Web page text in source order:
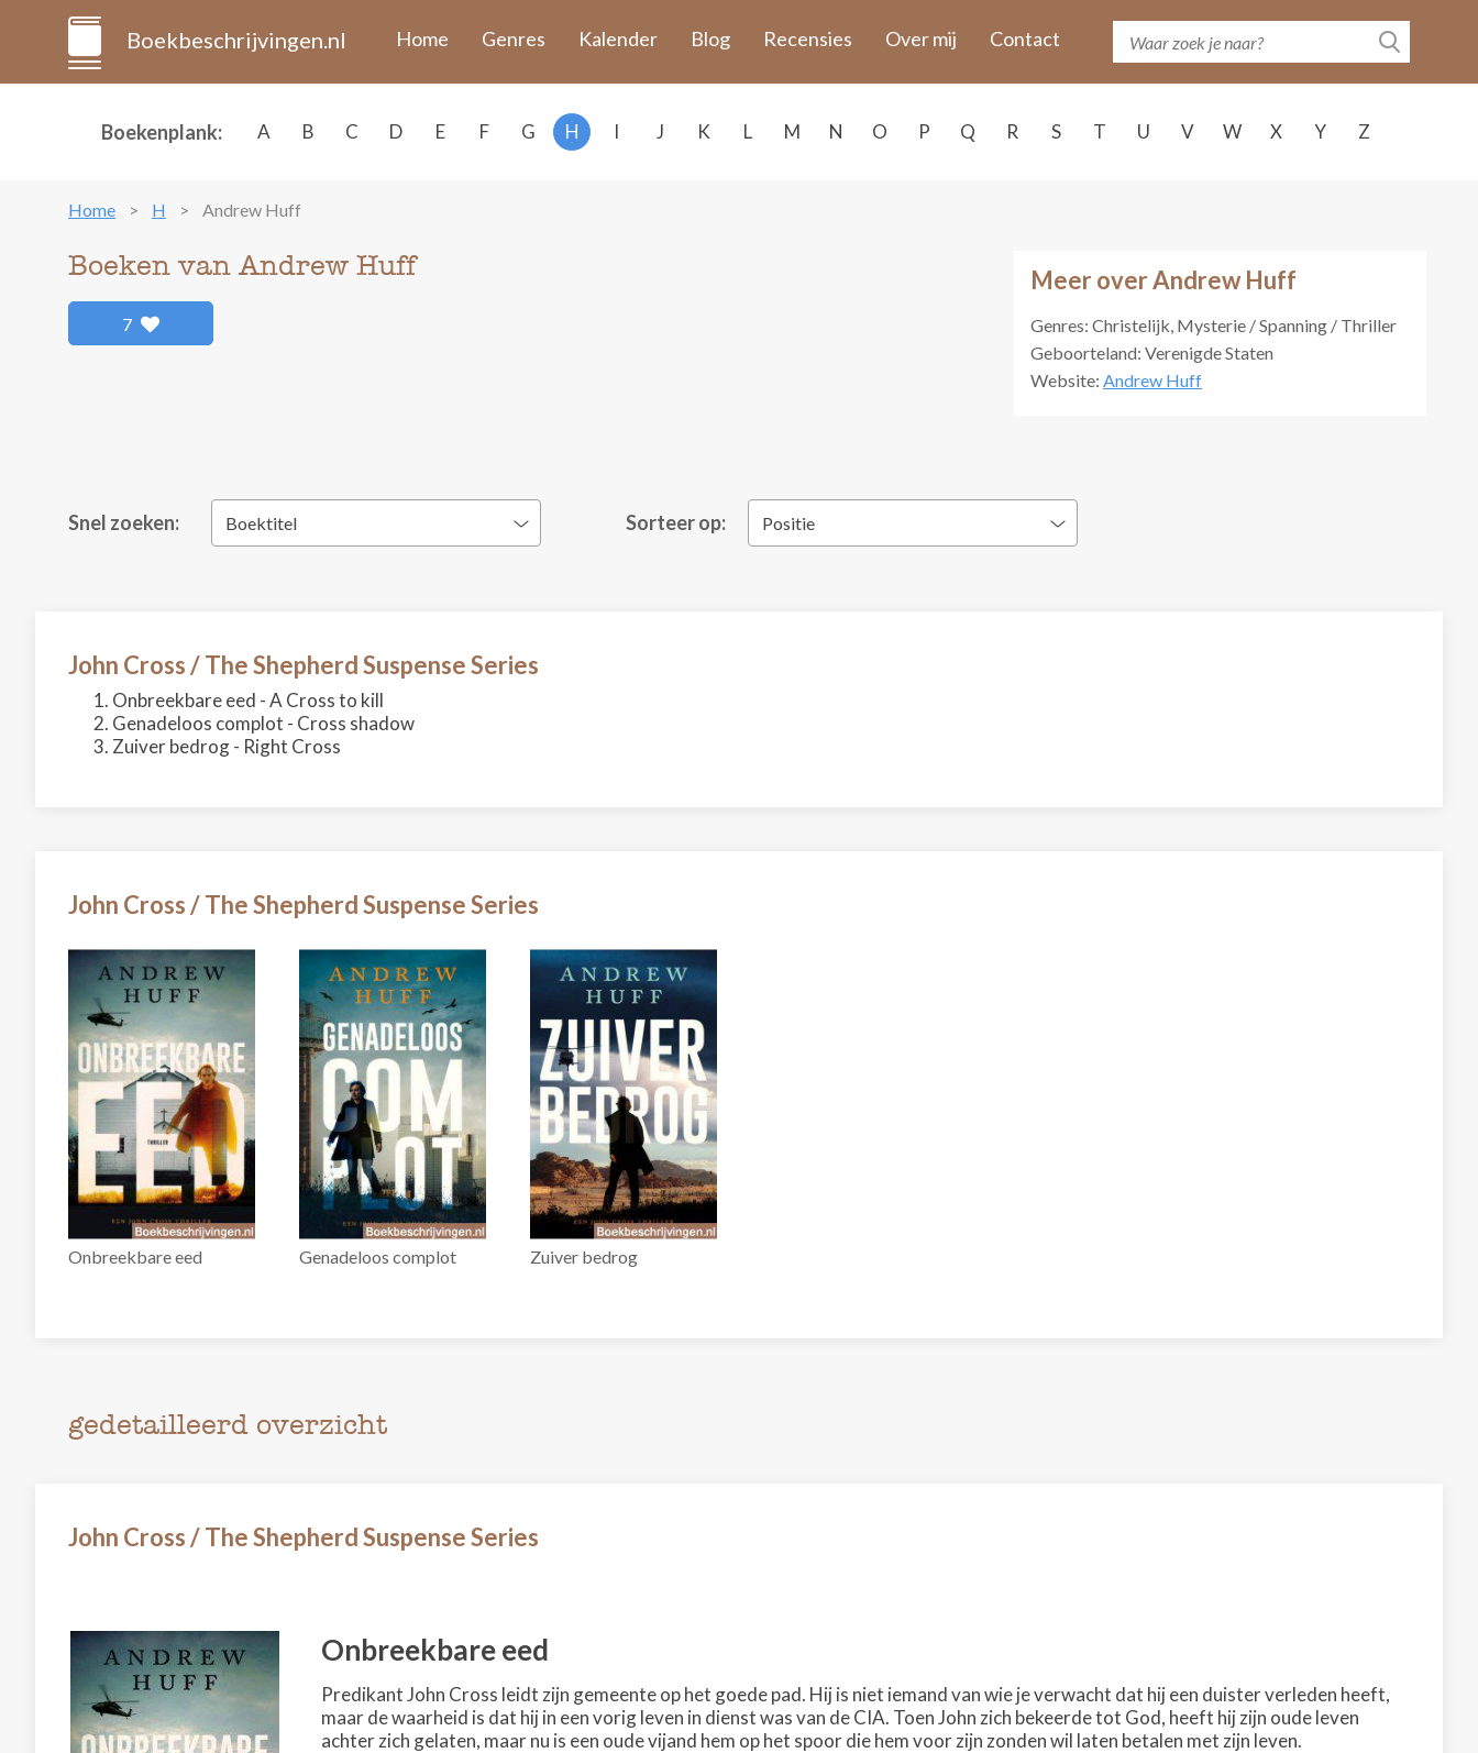
Boekbeschrijvingen.nl Home Genres Kalender Blog Recensies Over mij Contact
Boekenplank: A B C D E F G H I J K L M N O P Q R S T U V W X Y Z
Home H Andrew Huff
Meer over Andrew Huff
Genres: Christelijk, Mysterie / Spanning / Thriller
Geboorteland: Verenigde Staten
Website: Andrew Huff
Boeken van Andrew Huff
7
Snel zoeken: Boektitel Sorteer op: Positie
John Cross / The Shepherd Suspense Series
Onbreekbare eed - A Cross to kill
Genadeloos complot - Cross shadow
Zuiver bedrog - Right Cross
John Cross / The Shepherd Suspense Series
Onbreekbare eed Genadeloos complot Zuiver bedrog
gedetailleerd overzicht
John Cross / The Shepherd Suspense Series
Onbreekbare eed
Predikant John Cross leidt zijn gemeente op het goede pad. Hij is niet iemand van wie je verwacht dat hij een duister verleden heeft,
maar de waarheid is dat hij in een vorig leven in dienst was van de CIA. Toen John zich bekeerde tot God, heeft hij zijn oude leven
achter zich gelaten, maar nu is een oude vijand hem op het spoor die hem voor zijn zonden wil laten betalen met zijn leven.